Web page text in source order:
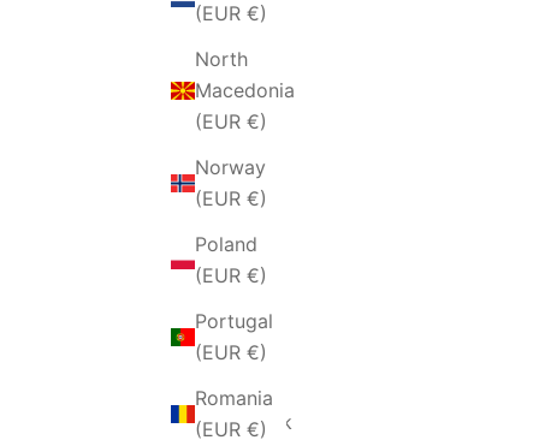
(EUR €)
North
Macedonia
(EUR €)
Norway
(EUR €)
Poland
(EUR €)
Portugal
(EUR €)
Romania
(EUR €)
Canada
Croatia
Cyprus
Czechia
Denmark